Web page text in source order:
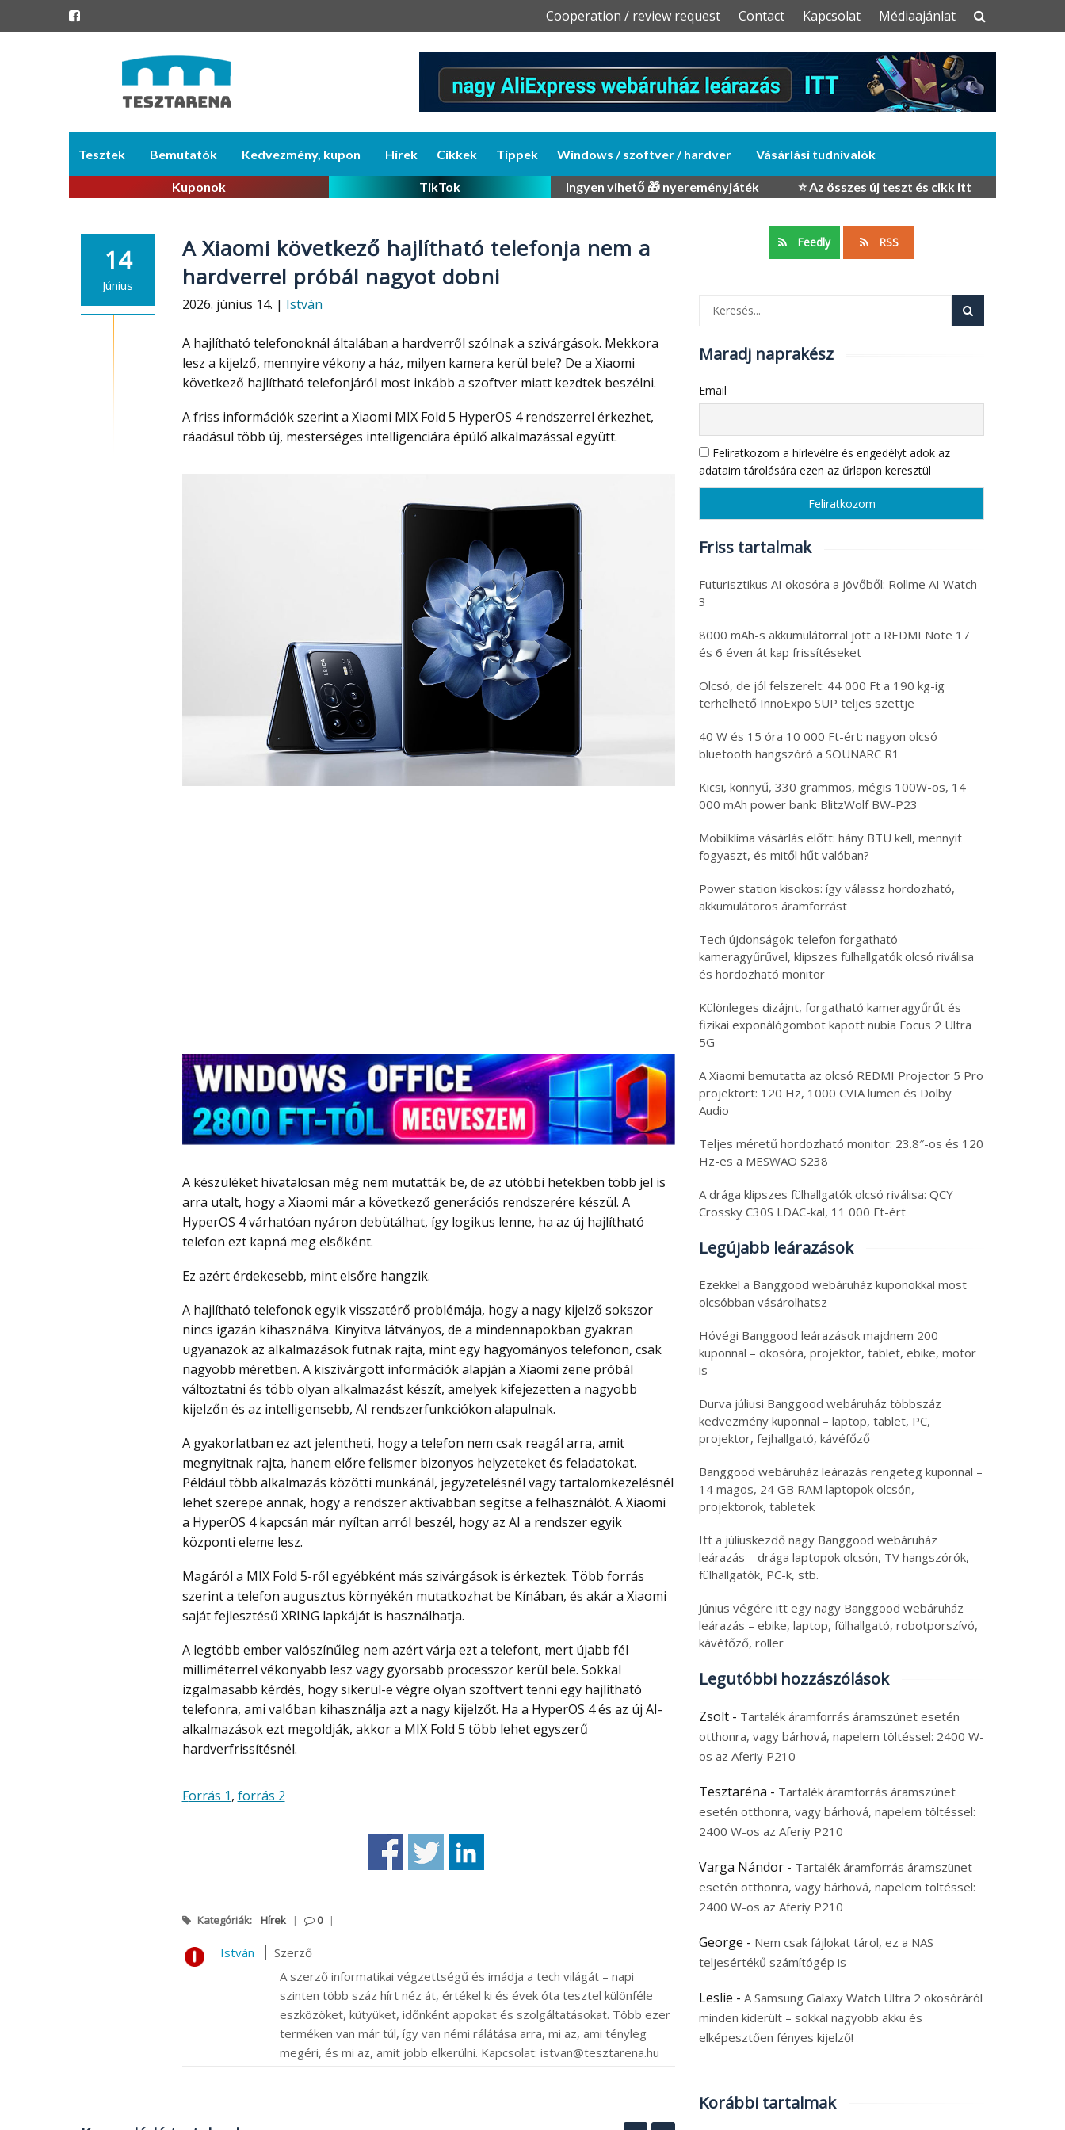
Skip
Cooperation / review request Contact Kapcsolat Médiaajánlat
content
Tesztek Bemutatók Kedvezmény, kupon Hírek Cikkek Tippek Windows / szoftver / hardver Vásárlási tudnivalók
Kuponok TikTok Ingyen vihető 🎁 nyereményjáték ⭐ Az összes új teszt és cikk itt
14
Június
A Xiaomi következő hajlítható telefonja nem a
hardverrel próbál nagyot dobni
2026. június 14. | István
A hajlítható telefonoknál általában a hardverről szólnak a szivárgások. Mekkora
lesz a kijelző, mennyire vékony a ház, milyen kamera kerül bele? De a Xiaomi
következő hajlítható telefonjáról most inkább a szoftver miatt kezdtek beszélni.
A friss információk szerint a Xiaomi MIX Fold 5 HyperOS 4 rendszerrel érkezhet,
ráadásul több új, mesterséges intelligenciára épülő alkalmazással együtt.
A készüléket hivatalosan még nem mutatták be, de az utóbbi hetekben több jel is
arra utalt, hogy a Xiaomi már a következő generációs rendszerére készül. A
HyperOS 4 várhatóan nyáron debütálhat, így logikus lenne, ha az új hajlítható
telefon ezt kapná meg elsőként.
Ez azért érdekesebb, mint elsőre hangzik.
A hajlítható telefonok egyik visszatérő problémája, hogy a nagy kijelző sokszor
nincs igazán kihasználva. Kinyitva látványos, de a mindennapokban gyakran
ugyanazok az alkalmazások futnak rajta, mint egy hagyományos telefonon, csak
nagyobb méretben. A kiszivárgott információk alapján a Xiaomi zene próbál
változtatni és több olyan alkalmazást készít, amelyek kifejezetten a nagyobb
kijelzőn és az intelligensebb, AI rendszerfunkciókon alapulnak.
A gyakorlatban ez azt jelentheti, hogy a telefon nem csak reagál arra, amit
megnyitnak rajta, hanem előre felismer bizonyos helyzeteket és feladatokat.
Például több alkalmazás közötti munkánál, jegyzetelésnél vagy tartalomkezelésnél
lehet szerepe annak, hogy a rendszer aktívabban segítse a felhasználót. A Xiaomi
a HyperOS 4 kapcsán már nyíltan arról beszél, hogy az AI a rendszer egyik
központi eleme lesz.
Magáról a MIX Fold 5-ről egyébként más szivárgások is érkeztek. Több forrás
szerint a telefon augusztus környékén mutatkozhat be Kínában, és akár a Xiaomi
saját fejlesztésű XRING lapkáját is használhatja.
A legtöbb ember valószínűleg nem azért várja ezt a telefont, mert újabb fél
milliméterrel vékonyabb lesz vagy gyorsabb processzor kerül bele. Sokkal
izgalmasabb kérdés, hogy sikerül-e végre olyan szoftvert tenni egy hajlítható
telefonra, ami valóban kihasználja azt a nagy kijelzőt. Ha a HyperOS 4 és az új AI-
alkalmazások ezt megoldják, akkor a MIX Fold 5 több lehet egyszerű
hardverfrissítésnél.
Forrás 1, forrás 2
Kategóriák: Hírek | 0 |
István
Szerző
A szerző informatikai végzettségű és imádja a tech világát – napi
szinten több száz hírt néz át, értékel ki és évek óta tesztel különféle
eszközöket, kütyüket, időnként appokat és szolgáltatásokat. Több ezer
terméken van már túl, így van némi rálátása arra, mi az, ami tényleg
megéri, és mi az, amit jobb elkerülni. Kapcsolat: istvan@tesztarena.hu
Feedly RSS
Maradj naprakész
Email
Feliratkozom a hírlevélre és engedélyt adok az
adataim tárolására ezen az űrlapon keresztül
Friss tartalmak
Futurisztikus AI okosóra a jövőből: Rollme AI Watch
3
8000 mAh-s akkumulátorral jött a REDMI Note 17
és 6 éven át kap frissítéseket
Olcsó, de jól felszerelt: 44 000 Ft a 190 kg-ig
terhelhető InnoExpo SUP teljes szettje
40 W és 15 óra 10 000 Ft-ért: nagyon olcsó
bluetooth hangszóró a SOUNARC R1
Kicsi, könnyű, 330 grammos, mégis 100W-os, 14
000 mAh power bank: BlitzWolf BW-P23
Mobilklíma vásárlás előtt: hány BTU kell, mennyit
fogyaszt, és mitől hűt valóban?
Power station kisokos: így válassz hordozható,
akkumulátoros áramforrást
Tech újdonságok: telefon forgatható
kameragyűrűvel, klipszes fülhallgatók olcsó riválisa
és hordozható monitor
Különleges dizájnt, forgatható kameragyűrűt és
fizikai exponálógombot kapott nubia Focus 2 Ultra
5G
A Xiaomi bemutatta az olcsó REDMI Projector 5 Pro
projektort: 120 Hz, 1000 CVIA lumen és Dolby
Audio
Teljes méretű hordozható monitor: 23.8″-os és 120
Hz-es a MESWAO S238
A drága klipszes fülhallgatók olcsó riválisa: QCY
Crossky C30S LDAC-kal, 11 000 Ft-ért
Legújabb leárazások
Ezekkel a Banggood webáruház kuponokkal most
olcsóbban vásárolhatsz
Hóvégi Banggood leárazások majdnem 200
kuponnal – okosóra, projektor, tablet, ebike, motor
is
Durva júliusi Banggood webáruház többszáz
kedvezmény kuponnal – laptop, tablet, PC,
projektor, fejhallgató, kávéfőző
Banggood webáruház leárazás rengeteg kuponnal –
14 magos, 24 GB RAM laptopok olcsón,
projektorok, tabletek
Itt a júliuskezdő nagy Banggood webáruház
leárazás – drága laptopok olcsón, TV hangszórók,
fülhallgatók, PC-k, stb.
Június végére itt egy nagy Banggood webáruház
leárazás – ebike, laptop, fülhallgató, robotporszívó,
kávéfőző, roller
Legutóbbi hozzászólások
Zsolt - Tartalék áramforrás áramszünet esetén
otthonra, vagy bárhová, napelem töltéssel: 2400 W-
os az Aferiy P210
Tesztaréna - Tartalék áramforrás áramszünet
esetén otthonra, vagy bárhová, napelem töltéssel:
2400 W-os az Aferiy P210
Varga Nándor - Tartalék áramforrás áramszünet
esetén otthonra, vagy bárhová, napelem töltéssel:
2400 W-os az Aferiy P210
George - Nem csak fájlokat tárol, ez a NAS
teljesértékű számítógép is
Leslie - A Samsung Galaxy Watch Ultra 2 okosóráról
minden kiderült – sokkal nagyobb akku és
elképesztően fényes kijelző!
Korábbi tartalmak